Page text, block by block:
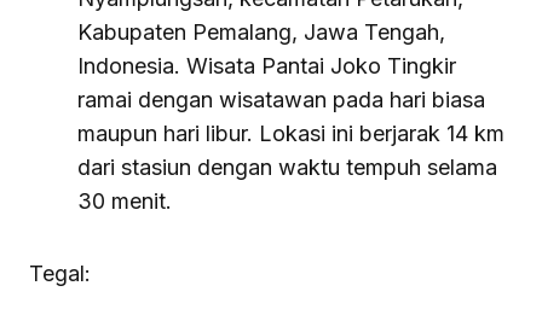
Kabupaten Pemalang, Jawa Tengah,
Indonesia. Wisata Pantai Joko Tingkir
ramai dengan wisatawan pada hari biasa
maupun hari libur. Lokasi ini berjarak 14 km
dari stasiun dengan waktu tempuh selama
30 menit.
Tegal: